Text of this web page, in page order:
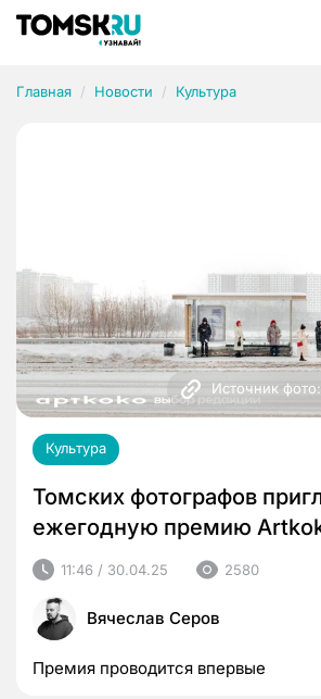
Главная Новости Культура
Источник
Культура
Томских фотографов
ежегодную премию
11:46 / 30.04.25 2580
Вячеслав Серов
Премия проводится впервые